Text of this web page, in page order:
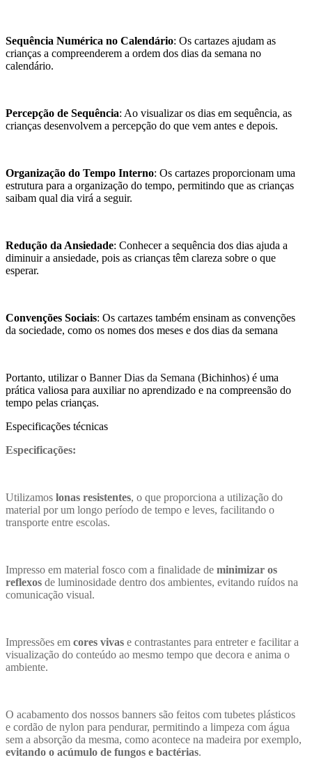
Sequência Numérica no Calendário: Os cartazes ajudam as
crianças a compreenderem a ordem dos dias da semana no
calendário.
Percepção de Sequência: Ao visualizar os dias em sequência, as
crianças desenvolvem a percepção do que vem antes e depois.
Organização do Tempo Interno: Os cartazes proporcionam uma
estrutura para a organização do tempo, permitindo que as crianças
saibam qual dia virá a seguir.
Redução da Ansiedade: Conhecer a sequência dos dias ajuda a
diminuir a ansiedade, pois as crianças têm clareza sobre o que
esperar.
Convenções Sociais: Os cartazes também ensinam as convenções
da sociedade, como os nomes dos meses e dos dias da semana
Portanto, utilizar o Banner Dias da Semana (Bichinhos) é uma
prática valiosa para auxiliar no aprendizado e na compreensão do
tempo pelas crianças.
Especificações técnicas
Especificações:
Utilizamos lonas resistentes, o que proporciona a utilização do
material por um longo período de tempo e leves, facilitando o
transporte entre escolas.
Impresso em material fosco com a finalidade de minimizar os
reflexos de luminosidade dentro dos ambientes, evitando ruídos na
comunicação visual.
Impressões em cores vivas e contrastantes para entreter e facilitar a
visualização do conteúdo ao mesmo tempo que decora e anima o
ambiente.
O acabamento dos nossos banners são feitos com tubetes plásticos
e cordão de nylon para pendurar, permitindo a limpeza com água
sem a absorção da mesma, como acontece na madeira por exemplo,
evitando o acúmulo de fungos e bactérias.